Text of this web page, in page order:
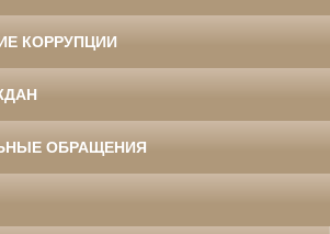
КОРРУПЦИИ
ОБРАЩЕНИЯ